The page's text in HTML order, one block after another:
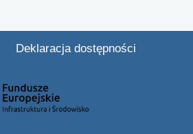
Deklaracja dostępności